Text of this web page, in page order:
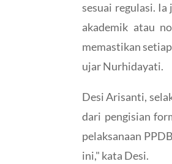
sesuai regulasi.
akademik atau
memastikan
ujar Nurhidayati.
Desi Arisanti,
dari pengisian
pelaksanaan
ini," kata Desi.